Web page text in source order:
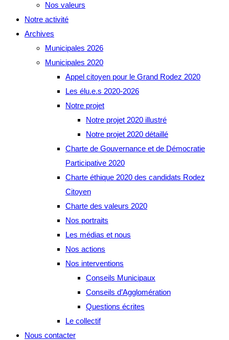
Nos valeurs
Notre activité
Archives
Municipales 2026
Municipales 2020
Appel citoyen pour le Grand Rodez 2020
Les élu.e.s 2020-2026
Notre projet
Notre projet 2020 illustré
Notre projet 2020 détaillé
Charte de Gouvernance et de Démocratie
Participative 2020
Charte éthique 2020 des candidats Rodez
Citoyen
Charte des valeurs 2020
Nos portraits
Les médias et nous
Nos actions
Nos interventions
Conseils Municipaux
Conseils d’Agglomération
Questions écrites
Le collectif
Nous contacter